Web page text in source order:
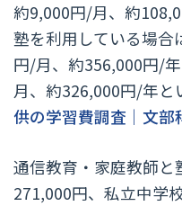
約9,000円/月、約
塾を利用している場合
円/月、約356,000円/
月、約326,000円/年と
供の学習費調査｜文部
通信教育・家庭教師
271,000円、私立中学